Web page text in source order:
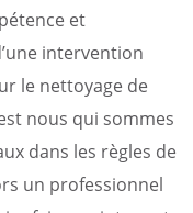
et
intervention
le nettoyage de
nous qui sommes
dans les règles de
un professionnel